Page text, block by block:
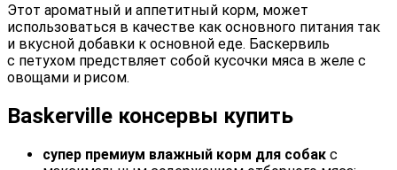
Этот ароматный и аппетитный корм, может
использоваться в качестве как основного питания так
и вкусной добавки к основной еде. Баскервиль
с петухом предствляет собой кусочки мяса в желе с
овощами и рисом.
Baskerville консервы купить
супер премиум влажный корм для собак с